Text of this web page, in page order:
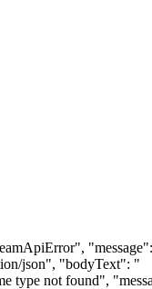
json", "bodyText": "
type not found",